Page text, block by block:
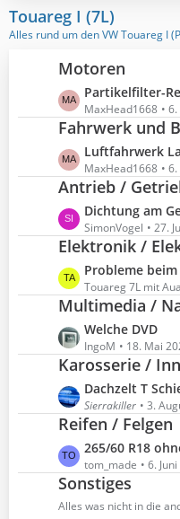
e
t
r
g
e
t
e
B
e
i
t
r
ä
g
e
Touareg I (7L)
Alles rund um den VW Touareg I
Motoren
L
e
t
z
t
e
e
i
t
r
ä
g
e
Partikelfilter-
MaxHead1668 6.
Fahrwerk und
L
e
t
z
t
e
e
i
t
r
ä
g
e
Luftfahrwerk
MaxHead1668 6.
Antrieb /
L
e
t
z
t
e
e
i
t
r
ä
g
e
Dichtung am
SimonVogel 27.
Elektronik /
L
e
t
z
t
e
e
i
t
r
ä
g
e
Probleme beim
Touareg 7L mit Aua
Multimedia /
L
e
t
z
t
e
e
i
t
r
Welche DVD
IngoM 18. Mai
Karosserie /
L
e
t
z
t
e
e
Dachzelt T
Sierrakiller 3.
Reifen / Felgen
L
e
t
z
265/60 R18
tom_made 6.
Sonstiges
Alles was nicht in die